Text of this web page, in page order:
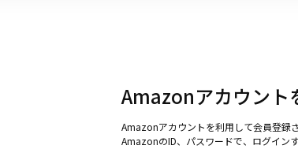
Amazonアカウント
Amazonアカウントを利用して会員登録
AmazonのID、パスワードで、ログイン